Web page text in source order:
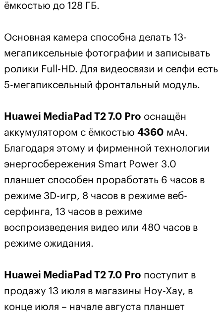
ёмкостью до 128 ГБ.
Основная камера способна делать 13-
мегапиксельные фотографии и записывать
ролики Full-HD. Для видеосвязи и селфи есть
5-мегапиксельный фронтальный модуль.
Huawei MediaPad T2 7.0 Pro оснащён
аккумулятором с ёмкостью 4360 мАч.
Благодаря этому и фирменной технологии
энергосбережения Smart Power 3.0
планшет способен проработать 6 часов в
режиме 3D-игр, 8 часов в режиме веб-
серфинга, 13 часов в режиме
воспроизведения видео или 480 часов в
режиме ожидания.
Huawei MediaPad T2 7.0 Pro поступит в
продажу 13 июля в магазины Ноу-Хау, в
конце июля – начале августа планшет